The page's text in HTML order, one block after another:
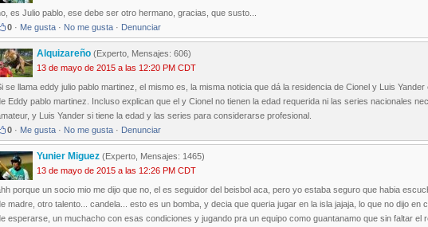
es Julio pablo, ese debe ser otro hermano, gracias, que susto...
0 · Me gusta · No me gusta · Denunciar
Alquizareño (Experto, Mensajes: 606)
13 de mayo de 2015 a las 12:20 PM CDT
se llama eddy julio pablo martinez, el mismo es, la misma noticia que dá la residencia de Cionel y Luis
Eddy pablo martinez. Incluso explican que el y Cionel no tienen la edad requerida ni las series nacionales
y Luis Yander si tiene la edad y las series para considerarse profesional.
0 · Me gusta · No me gusta · Denunciar
Yunier Miguez (Experto, Mensajes: 1465)
13 de mayo de 2015 a las 12:26 PM CDT
porque un socio mio me dijo que no, el es seguidor del beisbol aca, pero yo estaba seguro que habia
madre, otro talento... candela... esto es un bomba, y decia que queria jugar en la isla jajaja, lo que no dijo en
esperarse, un muchacho con esas condiciones y jugando pra un equipo como guantanamo que sin faltar el